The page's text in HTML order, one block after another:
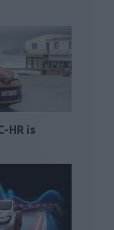
HR is